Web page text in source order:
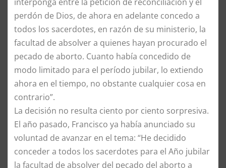
perdón de Dios, de ahora en adelante concedo a
todos los sacerdotes, en razón de su ministerio, la
facultad de absolver a quienes hayan procurado el
pecado de aborto. Cuanto había concedido de
modo limitado para el período jubilar, lo extiendo
ahora en el tiempo, no obstante cualquier cosa en
contrario”.
La decisión no resulta ciento por ciento sorpresiva.
El año pasado, Francisco ya había anunciado su
voluntad de avanzar en el tema: “He decidido
conceder a todos los sacerdotes para el Año jubilar
la facultad de absolver del pecado del aborto a